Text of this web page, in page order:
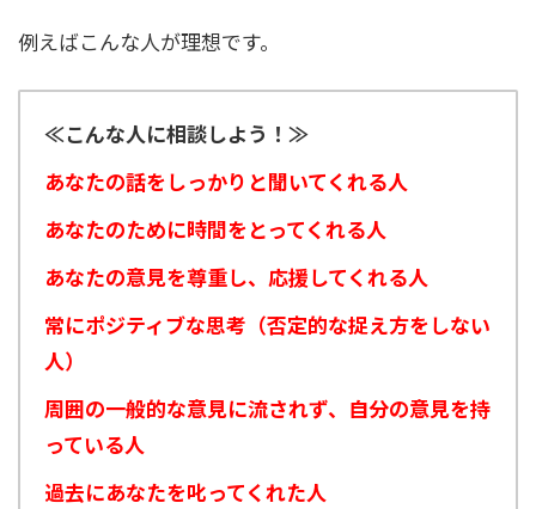
例えばこんな人が理想です。
≪こんな人に相談しよう！≫
あなたの話をしっかりと聞いてくれる人
あなたのために時間をとってくれる人
あなたの意見を尊重し、応援してくれる人
常にポジティブな思考（否定的な捉え方をしない
人）
周囲の一般的な意見に流されず、自分の意見を持
っている人
過去にあなたを叱ってくれた人